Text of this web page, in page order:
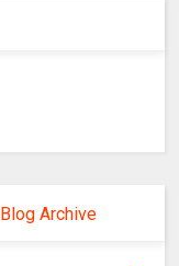
Blog Archive